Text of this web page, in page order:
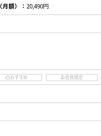
月額）：20,490円
おすすめ 会員限定